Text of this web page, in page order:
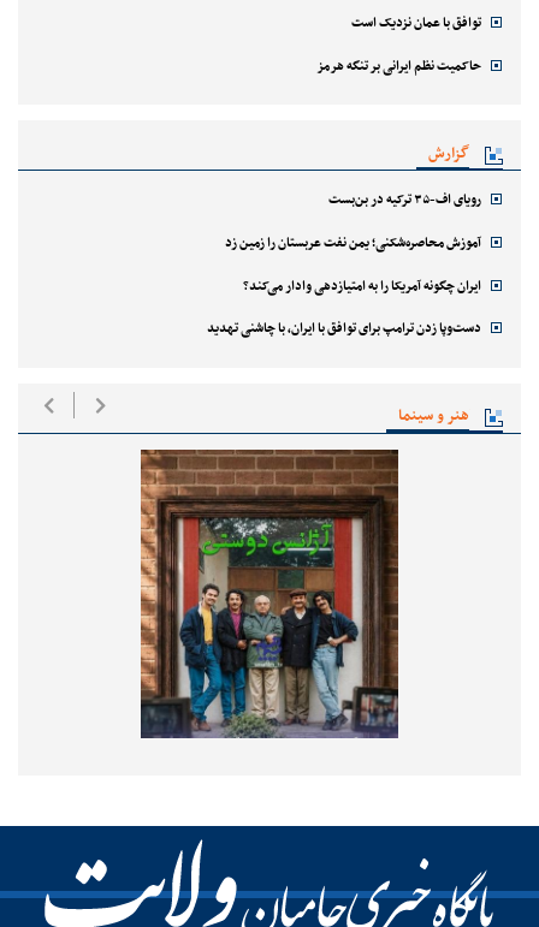
توافق با عمان نزدیک است
حاکمیت نظم ایرانی بر تنگه هرمز
گزارش
رویای اف-۳۵ ترکیه در بن‌بست
آموزش محاصره‌شکنی؛ یمن نفت عربستان را زمین زد
ایران چگونه آمریکا را به امتیازدهی وادار می‌کند؟
دست‌وپا زدن ترامپ برای توافق با ایران، با چاشنی تهدید
هنر و سینما